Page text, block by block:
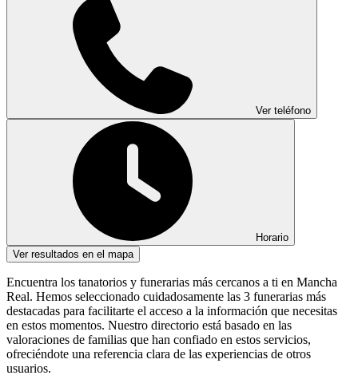
Ver teléfono
Horario
Ver resultados en el mapa
Encuentra los tanatorios y funerarias más cercanos a ti en Mancha
Real. Hemos seleccionado cuidadosamente las 3 funerarias más
destacadas para facilitarte el acceso a la información que necesitas
en estos momentos. Nuestro directorio está basado en las
valoraciones de familias que han confiado en estos servicios,
ofreciéndote una referencia clara de las experiencias de otros
usuarios.